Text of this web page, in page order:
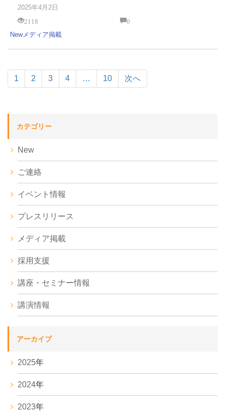
2025年4月2日
2118
0
Newメディア掲載
1 2 3 4 … 10 次へ
カテゴリー
New
ご連絡
イベント情報
プレスリリース
メディア掲載
採用支援
講座・セミナー情報
講演情報
アーカイブ
2025年
2024年
2023年